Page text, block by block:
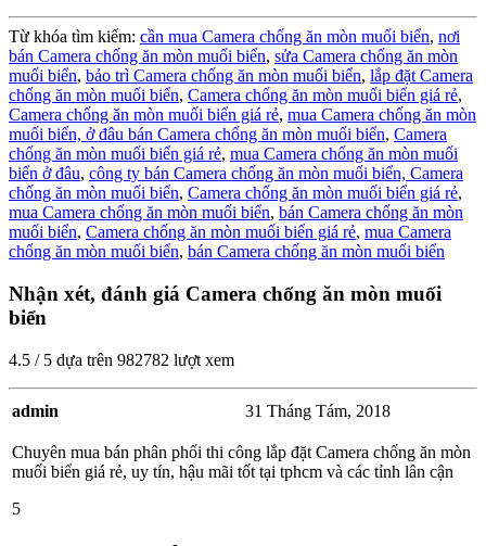
Từ khóa tìm kiếm: cần mua Camera chống ăn mòn muối biển, nơi
bán Camera chống ăn mòn muối biển, sửa Camera chống ăn mòn
muối biển, bảo trì Camera chống ăn mòn muối biển, lắp đặt Camera
chống ăn mòn muối biển, Camera chống ăn mòn muối biển giá rẻ,
Camera chống ăn mòn muối biển giá rẻ, mua Camera chống ăn mòn
muối biển, ở đâu bán Camera chống ăn mòn muối biển, Camera
chống ăn mòn muối biển giá rẻ, mua Camera chống ăn mòn muối
biển ở đâu, công ty bán Camera chống ăn mòn muối biển, Camera
chống ăn mòn muối biển, Camera chống ăn mòn muối biển giá rẻ,
mua Camera chống ăn mòn muối biển, bán Camera chống ăn mòn
muối biển, Camera chống ăn mòn muối biển giá rẻ, mua Camera
chống ăn mòn muối biển, bán Camera chống ăn mòn muối biển
Nhận xét, đánh giá Camera chống ăn mòn muối
biển
4.5 / 5 dựa trên 982782 lượt xem
admin 31 Tháng Tám, 2018
Chuyên mua bán phân phối thi công lắp đặt Camera chống ăn mòn
muối biển giá rẻ, uy tín, hậu mãi tốt tại tphcm và các tỉnh lân cận
5